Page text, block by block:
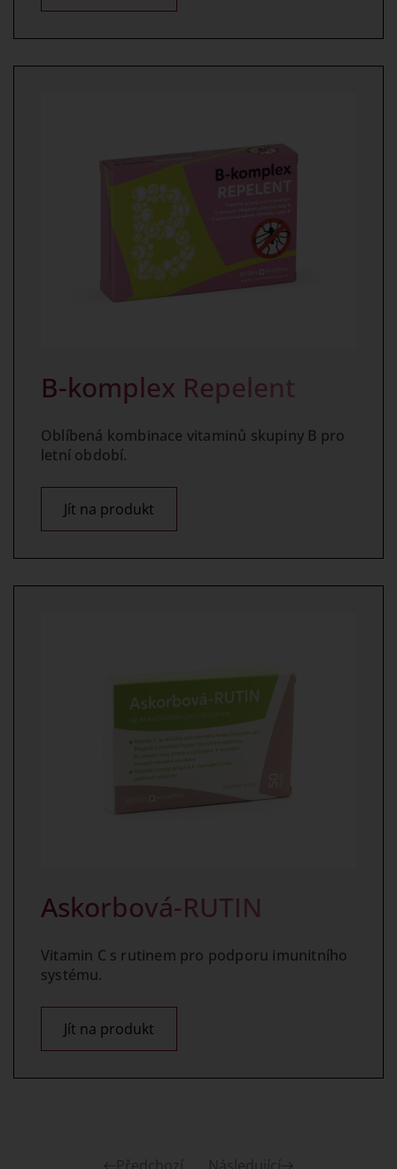
B-komplex Repelent
Oblíbená kombinace vitaminů skupiny B pro
letní období.
Jít na produkt
Askorbová-RUTIN
Vitamin C s rutinem pro podporu imunitního
systému.
Jít na produkt